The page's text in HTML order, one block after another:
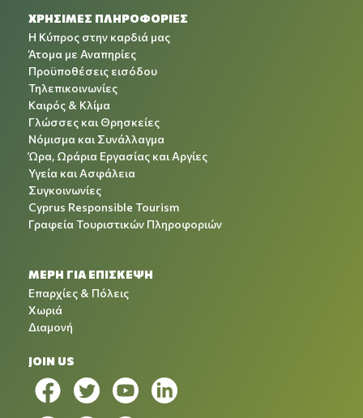
ΧΡΉΣΙΜΕΣ ΠΛΗΡΟΦΟΡΊΕΣ
Η Κύπρος στην καρδιά μας
Άτομα με Αναπηρίες
Προϋποθέσεις εισόδου
Τηλεπικοινωνίες
Καιρός & Κλίμα
Γλώσσες και Θρησκείες
Νόμισμα και Συνάλλαγμα
Ώρα, Ωράρια Εργασίας και Αργίες
Υγεία και Ασφάλεια
Συγκοινωνίες
Cyprus Responsible Tourism
Γραφεία Τουριστικών Πληροφοριών
ΜΕΡΗ ΓΙΑ ΕΠΙΣΚΕΨΗ
Επαρχίες & Πόλεις
Χωριά
Διαμονή
JOIN US